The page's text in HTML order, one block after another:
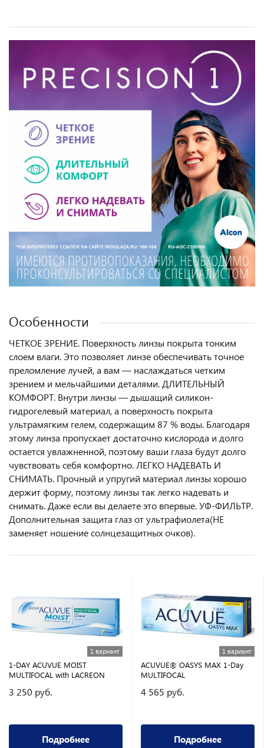
Особенности
ЧЕТКОЕ ЗРЕНИЕ. Поверхность линзы покрыта тонким
слоем влаги. Это позволяет линзе обеспечивать точное
преломление лучей, а вам — наслаждаться четким
зрением и мельчайшими деталями. ДЛИТЕЛЬНЫЙ
КОМФОРТ. Внутри линзы — дышащий силикон-
гидрогелевый материал, а поверхность покрыта
ультрамягким гелем, содержащим 87 % воды. Благодаря
этому линза пропускает достаточно кислорода и долго
остается увлажненной, поэтому ваши глаза будут долго
чувствовать себя комфортно. ЛЕГКО НАДЕВАТЬ И
СНИМАТЬ. Прочный и упругий материал линзы хорошо
держит форму, поэтому линзы так легко надевать и
снимать. Даже если вы делаете это впервые. УФ-ФИЛЬТР.
Дополнительная защита глаз от ультрафиолета(НЕ
заменяет ношение солнцезащитных очков).
1 вариант
1-DAY ACUVUE MOIST
MULTIFOCAL with LACREON
3 250 руб.
Подробнее
1 вариант
ACUVUE® OASYS MAX 1-Day
MULTIFOCAL
4 565 руб.
Подробнее